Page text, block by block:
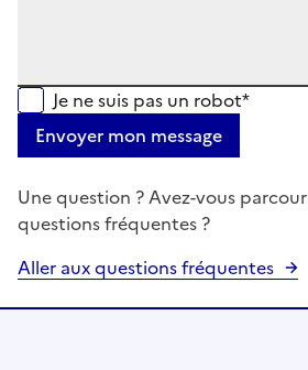
Je ne suis pas un robot*
Envoyer mon message
Une question ? Avez-vous
questions fréquentes ?
Aller aux questions fréquentes